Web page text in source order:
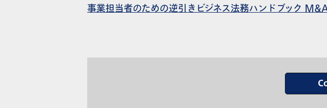
事業担当者のための逆引きビジネス法務ハンドブック